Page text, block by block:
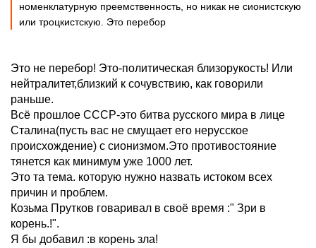
номенклатурную преемственность, но никак не сионистскую
или троцкистскую. Это перебор
Это не перебор! Это-политическая близорукость! Или
нейтралитет,близкий к сочувствию, как говорили
раньше.
Всё прошлое СССР-это битва русского мира в лице
Сталина(пусть вас не смущает его нерусское
происхождение) с сионизмом.Это противостояние
тянется как минимум уже 1000 лет.
Это та тема. которую нужно назвать истоком всех
причин и проблем.
Козьма Прутков говаривал в своё время :" Зри в
корень.!".
Я бы добавил :в корень зла!